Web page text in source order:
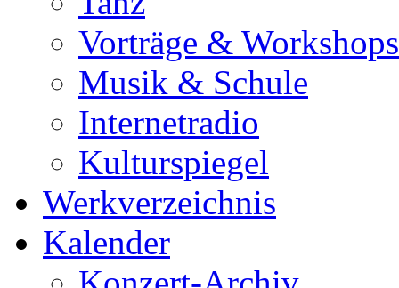
Vorträge & Workshops
Musik & Schule
Internetradio
Kulturspiegel
Werkverzeichnis
Kalender